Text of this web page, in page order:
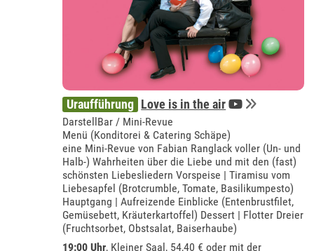
Uraufführung Love is in the air
DarstellBar / Mini-Revue
Menü (Konditorei & Catering Schäpe)
eine Mini-Revue von Fabian Ranglack voller (Un- und
Halb-) Wahrheiten über die Liebe und mit den (fast)
schönsten Liebesliedern Vorspeise | Tiramisu vom
Liebesapfel (Brotcrumble, Tomate, Basilikumpesto)
Hauptgang | Aufreizende Einblicke (Entenbrustfilet,
Gemüsebett, Kräuterkartoffel) Dessert | Flotter Dreier
(Fruchtsorbet, Obstsalat, Baiserhaube)
19:00 Uhr, Kleiner Saal, 54,40 € oder mit der